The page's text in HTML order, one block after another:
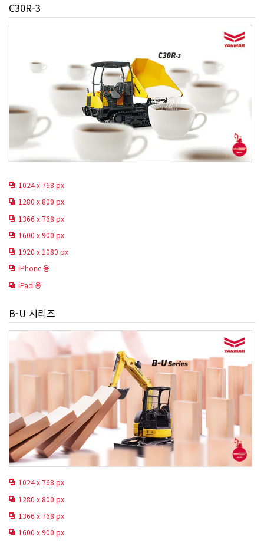
C30R-3
1024 x 768 px
1280 x 800 px
1366 x 768 px
1600 x 900 px
1920 x 1080 px
iPhone 용
iPad 용
B-U 시리즈
1024 x 768 px
1280 x 800 px
1366 x 768 px
1600 x 900 px